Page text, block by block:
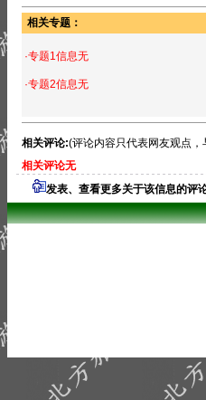
相关专题：
·专题1信息无
·专题2信息无
相关评论:(评论内容只代表网友观点
相关评论无
发表、查看更多关于该信息的评